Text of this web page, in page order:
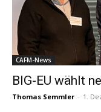
CAFM-News
BIG-EU wählt
Thomas Semmler - 1.